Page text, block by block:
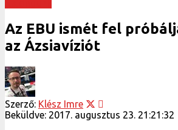
Az EBU ismét fel
az Ázsiavíziót
Szerző: Klész Imre
Beküldve: 2017. augusztus 23. 21:21:32